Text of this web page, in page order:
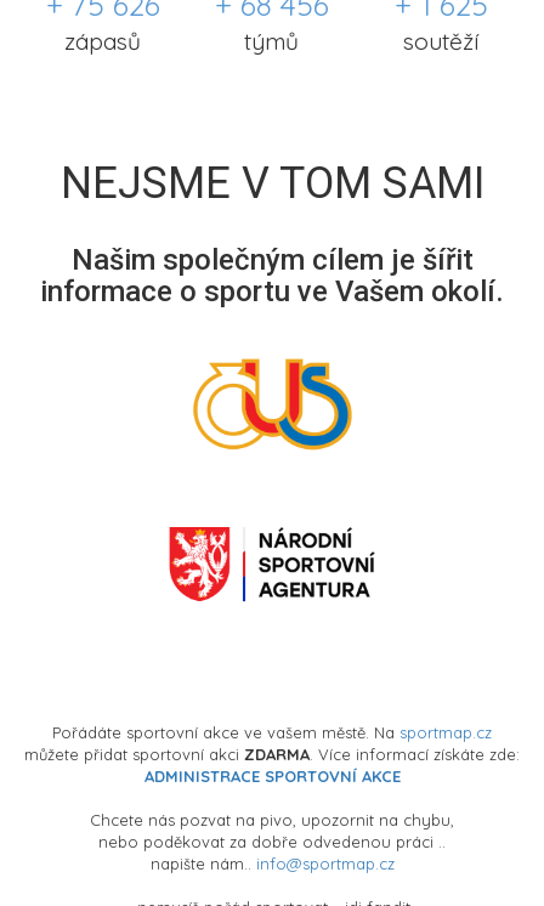
zápasů týmů soutěží
NEJSME V TOM SAMI
Našim společným cílem je šířit
informace o sportu ve Vašem okolí.
Pořádáte sportovní akce ve vašem městě. Na sportmap.cz
můžete přidat sportovní akci ZDARMA . Více informací získáte zde:
ADMINISTRACE SPORTOVNÍ AKCE
Chcete nás pozvat na pivo, upozornit na chybu,
nebo poděkovat za dobře odvedenou práci ..
napište nám.. info@sportmap.cz